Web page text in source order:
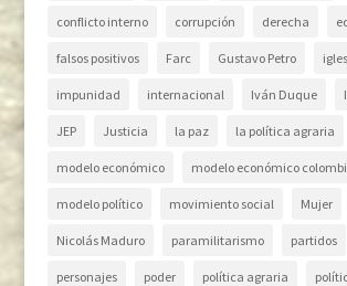
conflicto interno corrupción derecha
falsos positivos Farc Gustavo Petro
impunidad internacional Iván Duque
JEP Justicia la paz la política agraria
modelo económico modelo económico
modelo político movimiento social Mujer
Nicolás Maduro paramilitarismo partidos
personajes poder política agraria